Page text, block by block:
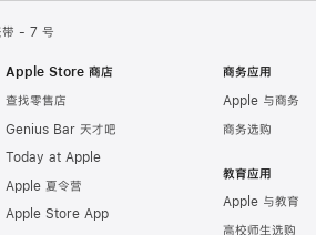
带 - 7 号
Apple Store 商店
查找零售店
Genius Bar 天才吧
Today at Apple
Apple 夏令营
Apple Store App
商务应用
Apple 与商务
商务选购
教育应用
Apple 与教育
高校师生选购